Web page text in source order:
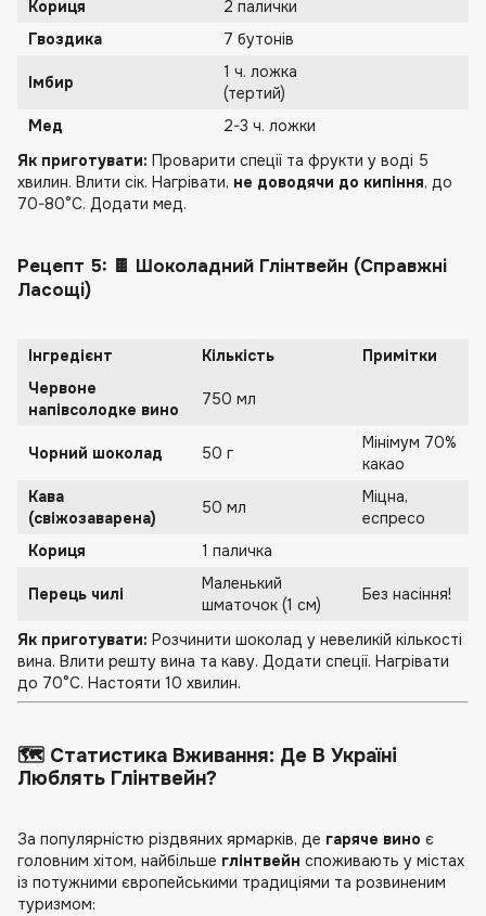
Кориця
2 палички
Гвоздика
7 бутонів
Імбир
1 ч. ложка
(тертий)
Мед
2-3 ч. ложки
Як приготувати: Проварити спеції та фрукти у воді 5
хвилин. Влити сік. Нагрівати, не доводячи до кипіння, до
70-80°C. Додати мед.
Рецепт 5: 🍫 Шоколадний Глінтвейн (Справжні
Ласощі)
Інгредієнт Кількість
Примітки
Червоне
напівсолодке вино
750 мл
Чорний шоколад 50 г
Мінімум 70%
какао
Кава
(свіжозаварена)
50 мл
Міцна,
еспресо
Кориця
1 паличка
Перець чилі
Маленький
шматочок (1 см)
Без насіння!
Як приготувати: Розчинити шоколад у невеликій кількості
вина. Влити решту вина та каву. Додати спеції. Нагрівати
до 70°C. Настояти 10 хвилин.
🗺️ Статистика Вживання: Де В Україні
Люблять Глінтвейн?
За популярністю різдвяних ярмарків, де гаряче вино є
головним хітом, найбільше глінтвейн споживають у містах
із потужними європейськими традиціями та розвиненим
туризмом: